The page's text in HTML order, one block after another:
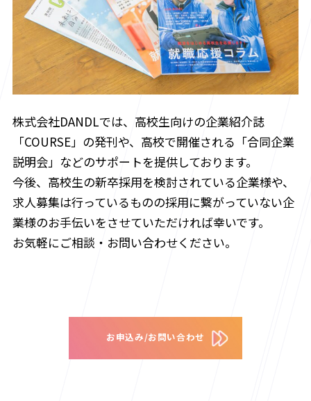
株式会社DANDLでは、高校生向けの企業紹介誌
「COURSE」の発刊や、高校で開催される「合同企業
説明会」などのサポートを提供しております。
今後、高校生の新卒採用を検討されている企業様や、
求人募集は行っているものの採用に繋がっていない企
業様のお手伝いをさせていただければ幸いです。
お気軽にご相談・お問い合わせください。
お申込み/お問い合わせ